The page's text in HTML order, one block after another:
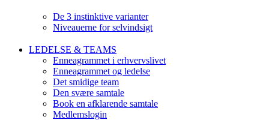
De 3 instinktive varianter
Niveauerne for selvindsigt
LEDELSE & TEAMS
Enneagrammet i erhvervslivet
Enneagrammet og ledelse
Det smidige team
Den svære samtale
Book en afklarende samtale
Medlemslogin